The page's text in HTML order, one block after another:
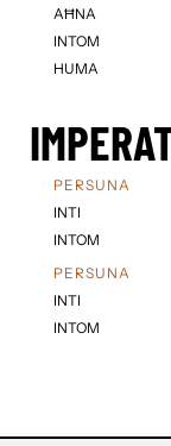
AĦNA
INTOM
HUMA
PERSUNA
INTI
INTOM
PERSUNA
INTI
INTOM